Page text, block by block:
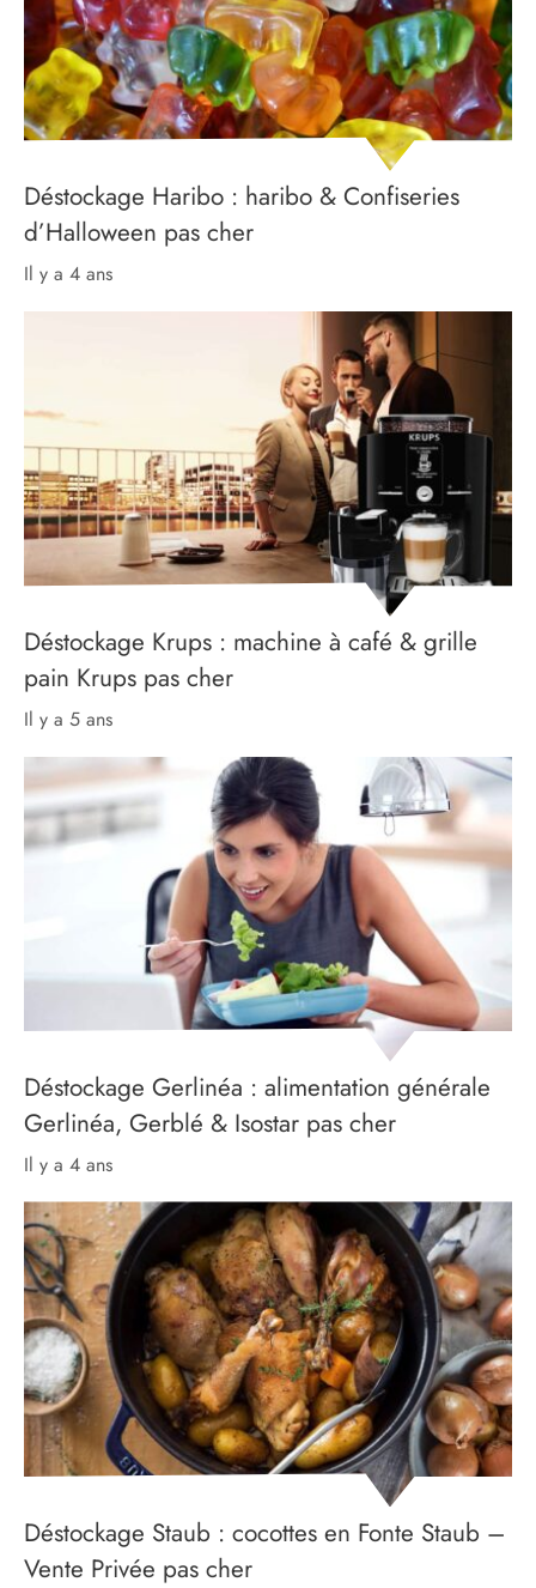
Déstockage Haribo : haribo & Confiseries
d’Halloween pas cher
il y a 4 ans
Déstockage Krups : machine à café & grille
pain Krups pas cher
il y a 5 ans
Déstockage Gerlinéa : alimentation générale
Gerlinéa, Gerblé & Isostar pas cher
il y a 4 ans
Déstockage Staub : cocottes en Fonte Staub –
Vente Privée pas cher